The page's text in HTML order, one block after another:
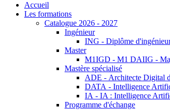
Accueil
Les formations
Catalogue 2026 - 2027
Ingénieur
ING - Diplôme
Master
M1IGD - M1 DAIIG -
Mastère spécialisé
ADE - Architecte Digital
DATA - Intelligence
IA - IA : Intelligence
Programme d'échange